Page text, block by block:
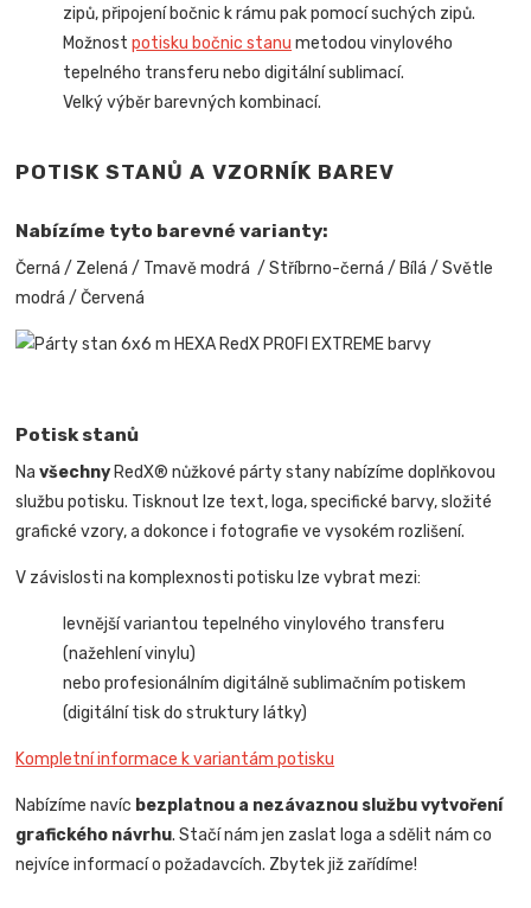
zipů, připojení bočnic k rámu pak pomocí suchých zipů.
Možnostpotisku bočnic stanu metodou vinylového
tepelného transferu nebo digitální sublimací.
Velký výběr barevných kombinací.
POTISK STANŮ A VZORNÍK BAREV
Nabízíme tyto barevné varianty:
Černá / Zelená / Tmavě modrá / Stříbrno-černá / Bílá / Světle
modrá / Červená
Potisk stanů
Navšechny RedX® nůžkové párty stany nabízíme doplňkovou
službu potisku. Tisknout lze text, loga, specifické barvy, složité
grafické vzory, a dokonce i fotografie ve vysokém rozlišení.
V závislosti na komplexnosti potisku lze vybrat mezi:
levnější variantou tepelného vinylového transferu
(nažehlení vinylu)
nebo profesionálním digitálně sublimačním potiskem
(digitální tisk do struktury látky)
Kompletní informace k variantám potisku
Nabízíme navíc bezplatnou a nezávaznou službu vytvoření
grafického návrhu. Stačí nám jen zaslat loga a sdělit nám co
nejvíce informací o požadavcích. Zbytek již zařídíme!